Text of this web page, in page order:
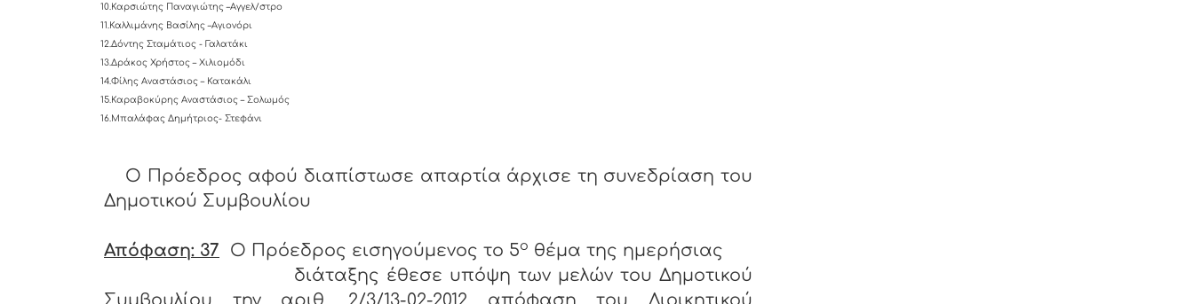
10.Καρσιώτης Παναγιώτης –Αγγελ/στρο
11.Καλλιμάνης Βασίλης –Αγιονόρι
12.Δόντης Σταμάτιος - Γαλατάκι
13.Δράκος Χρήστος – Χιλιομόδι
14.Φίλης Αναστάσιος – Κατακάλι
15.Καραβοκύρης Αναστάσιος – Σολωμός
16.Μπαλάφας Δημήτριος- Στεφάνι
Ο Πρόεδρος αφού διαπίστωσε απαρτία άρχισε τη συνεδρίαση του
Δημοτικού Συμβουλίου
Απόφαση: 37 Ο Πρόεδρος εισηγούμενος το 5ο θέμα της ημερήσιας
διάταξης έθεσε υπόψη των μελών του Δημοτικού
Συμβουλίου την αριθ. 2/3/13-02-2012 απόφαση του Διοικητικού